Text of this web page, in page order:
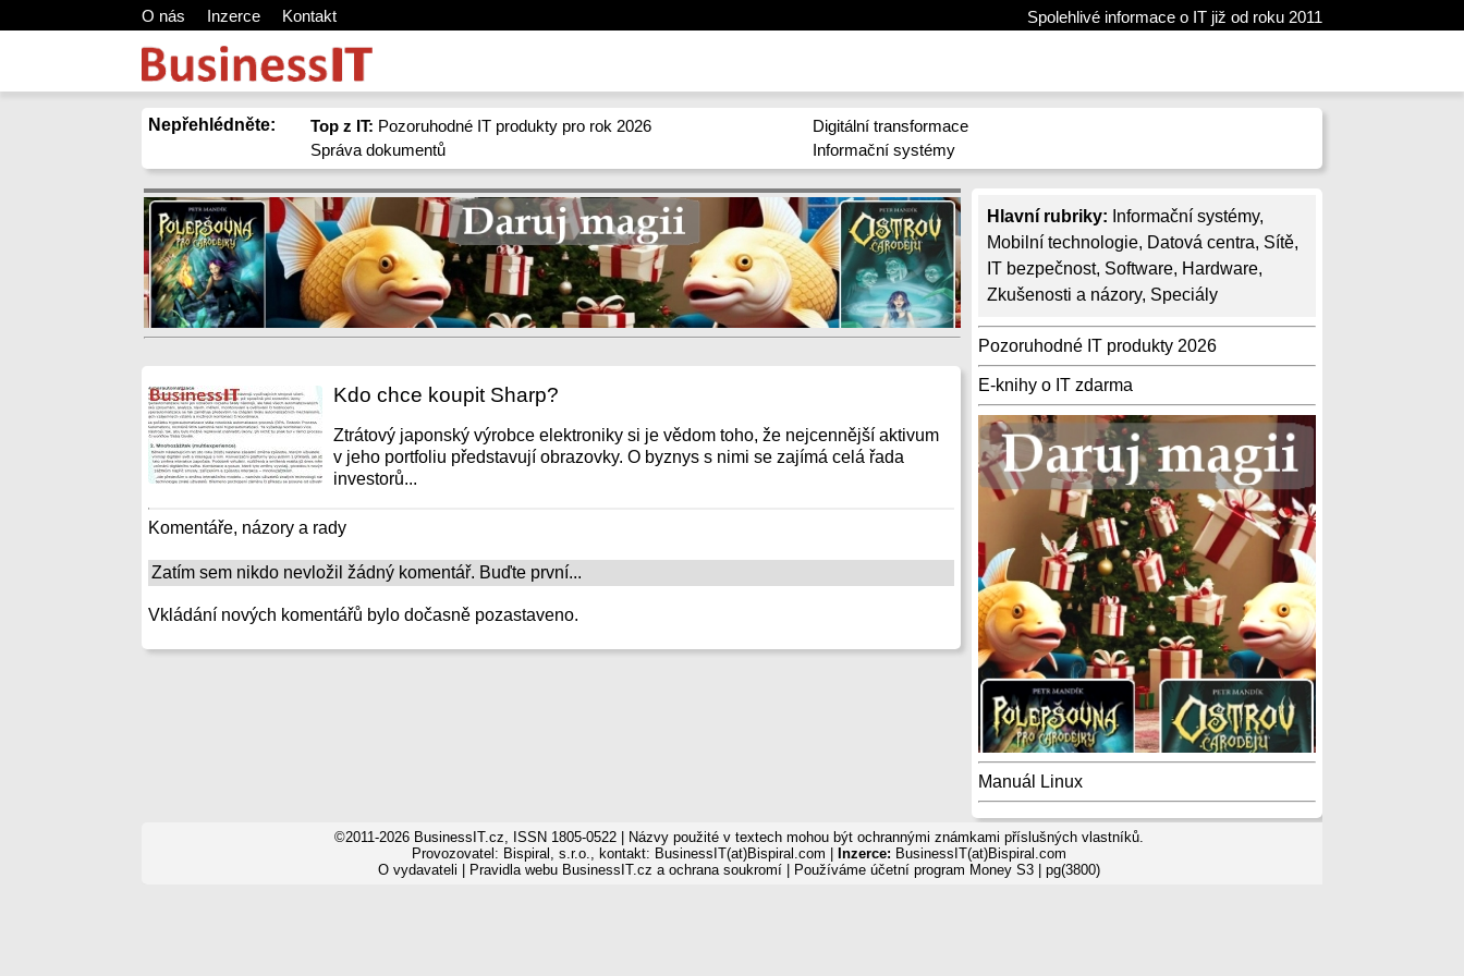
O nás Inzerce Kontakt Spolehlivé informace o IT již od roku 2011
Nepřehlédněte: Top z IT: Pozoruhodné IT produkty pro rok 2026
Správa dokumentů
Digitální transformace
Informační systémy
Hlavní rubriky: Informační systémy,
Mobilní technologie, Datová centra, Sítě,
IT bezpečnost, Software, Hardware,
Zkušenosti a názory, Speciály
Pozoruhodné IT produkty 2026
E-knihy o IT zdarma
Manuál Linux
Kdo chce koupit Sharp?
Ztrátový japonský výrobce elektroniky si je vědom toho, že nejcennější aktivum
v jeho portfoliu představují obrazovky. O byznys s nimi se zajímá celá řada
investorů...
Komentáře, názory a rady
Zatím sem nikdo nevložil žádný komentář. Buďte první...
Vkládání nových komentářů bylo dočasně pozastaveno.
©2011-2026 BusinessIT.cz, ISSN 1805-0522 | Názvy použité v textech mohou být ochrannými známkami příslušných vlastníků.
Provozovatel: Bispiral, s.r.o., kontakt: BusinessIT(at)Bispiral.com |
Inzerce: BusinessIT(at)Bispiral.com
O vydavateli
Pravidla webu BusinessIT.cz a ochrana soukromí| Používáme účetní program Money S3| pg(3800)